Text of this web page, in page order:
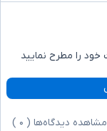
خود را مطرح نمایید
مشاهده دیدگاه‌ها ( ۰